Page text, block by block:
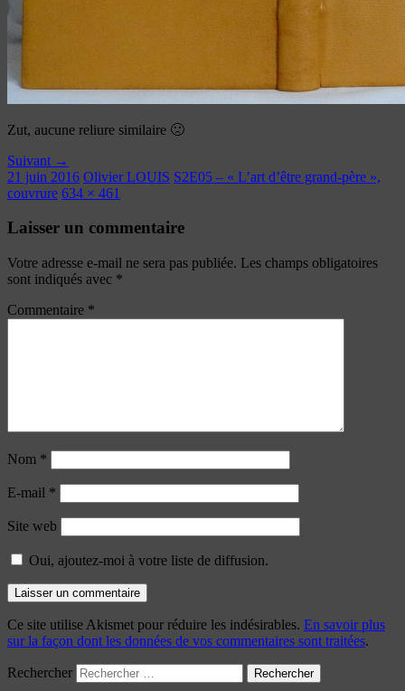
Zut, aucune reliure similaire 🙁
Suivant →
21 juin 2016 Olivier LOUIS S2E05 – « L’art d’être grand-père »,
couvrure 634 × 461
Laisser un commentaire
Votre adresse e-mail ne sera pas publiée. Les champs obligatoires
sont indiqués avec *
Commentaire *
Nom *
E-mail *
Site web
Oui, ajoutez-moi à votre liste de diffusion.
Ce site utilise Akismet pour réduire les indésirables. En savoir plus
sur la façon dont les données de vos commentaires sont traitées.
Rechercher